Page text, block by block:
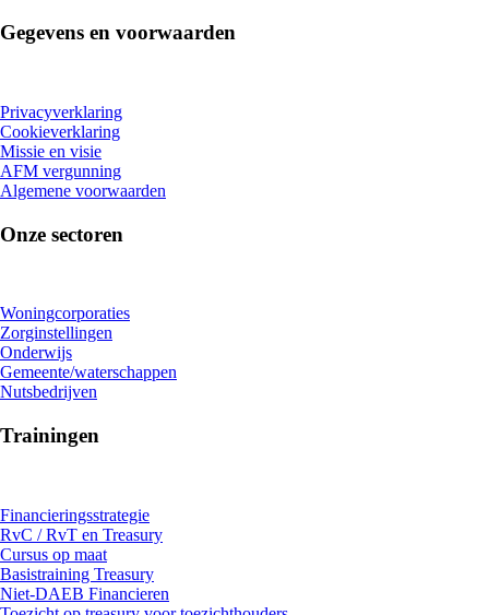
Gegevens en voorwaarden
Privacyverklaring
Cookieverklaring
Missie en visie
AFM vergunning
Algemene voorwaarden
Onze sectoren
Woningcorporaties
Zorginstellingen
Onderwijs
Gemeente/waterschappen
Nutsbedrijven
Trainingen
Financieringsstrategie
RvC / RvT en Treasury
Cursus op maat
Basistraining Treasury
Niet-DAEB Financieren